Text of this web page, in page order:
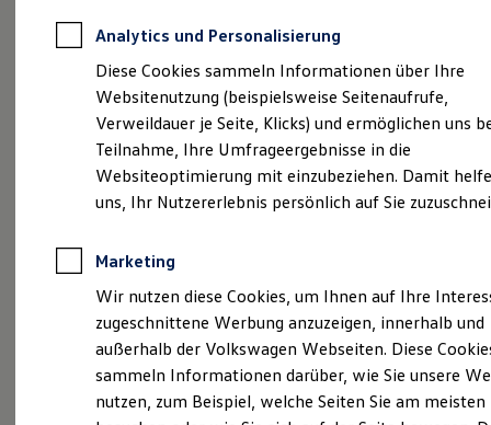
Autokredit mit Schlussrate
Versicherungen und Garantien
Kfz-Versicherung
Restschuldversicherungen
Garantien
Wartungsverträge
Geschäftskunden
Professional Class bei Volkswagen
Großkunden
Behörden
Anpfiff zum Gewinn
Elektroautos
ID. Tutorials
Elektrofahrzeugkonzepte
Reichweite
Reichweite der ID. Modelle
Probefahrt vereinbaren
Analytics und Personalisierung
Diese Cookies sammeln Informationen über Ihre
Websitenutzung (beispielsweise Seitenaufrufe,
Verweildauer je Seite, Klicks) und ermöglichen uns
Teilnahme, Ihre Umfrageergebnisse in die
Websiteoptimierung mit einzubeziehen. Damit
uns, Ihr Nutzererlebnis persönlich auf Sie
Marketing
Wir nutzen diese Cookies, um Ihnen auf Ihre
zugeschnittene Werbung anzuzeigen, innerhalb und
außerhalb der Volkswagen Webseiten. Diese
sammeln Informationen darüber, wie Sie unsere
nutzen, zum Beispiel, welche Seiten Sie am meisten